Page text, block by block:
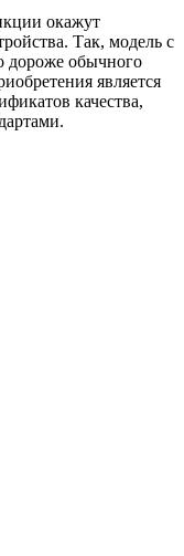
окажут
Так, модель с
дороже обычного
является
качества,